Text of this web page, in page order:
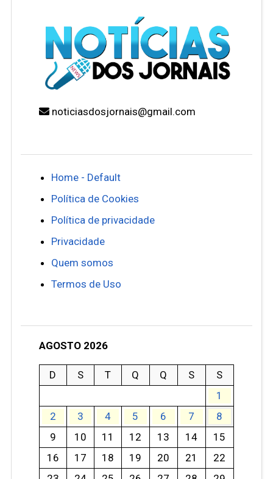
noticiasdosjornais@gmail.com
Home - Default
Política de Cookies
Política de privacidade
Privacidade
Quem somos
Termos de Uso
AGOSTO 2026
D S T Q Q S
S
1
2
3 4 5 6 7
8
9
10 11 12 13 14
15
16
17 18 19 20 21
22